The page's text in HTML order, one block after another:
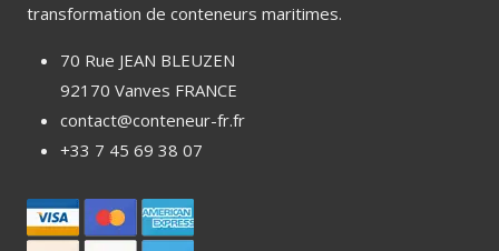
transformation de conteneurs maritimes.
70 Rue JEAN BLEUZEN
92170 Vanves FRANCE
contact@conteneur-fr.fr
+33 7 45 69 38 07